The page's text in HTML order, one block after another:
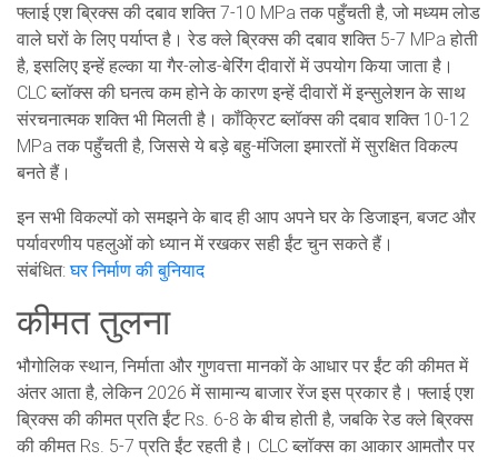
फ्लाई एश ब्रिक्स की दबाव शक्ति 7-10 MPa तक पहुँचती है, जो मध्यम लोड
वाले घरों के लिए पर्याप्त है। रेड क्ले ब्रिक्स की दबाव शक्ति 5-7 MPa होती
है, इसलिए इन्हें हल्का या गैर-लोड-बेरिंग दीवारों में उपयोग किया जाता है।
CLC ब्लॉक्स की घनत्व कम होने के कारण इन्हें दीवारों में इन्सुलेशन के साथ
संरचनात्मक शक्ति भी मिलती है। कॉंक्रिट ब्लॉक्स की दबाव शक्ति 10-12
MPa तक पहुँचती है, जिससे ये बड़े बहु-मंजिला इमारतों में सुरक्षित विकल्प
बनते हैं।
इन सभी विकल्पों को समझने के बाद ही आप अपने घर के डिजाइन, बजट और
पर्यावरणीय पहलुओं को ध्यान में रखकर सही ईंट चुन सकते हैं।
संबंधित:घर निर्माण की बुनियाद
कीमत तुलना
भौगोलिक स्थान, निर्माता और गुणवत्ता मानकों के आधार पर ईंट की कीमत में
अंतर आता है, लेकिन 2026 में सामान्य बाजार रेंज इस प्रकार है। फ्लाई एश
ब्रिक्स की कीमत प्रति ईंट Rs. 6-8 के बीच होती है, जबकि रेड क्ले ब्रिक्स
की कीमत Rs. 5-7 प्रति ईंट रहती है। CLC ब्लॉक्स का आकार आमतौर पर